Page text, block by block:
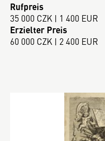
Rufpreis
35 000 CZK | 1 400 EUR
Erzielter Preis
60 000 CZK | 2 400 EUR